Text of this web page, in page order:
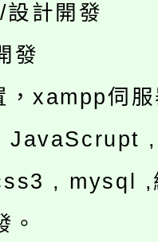
計開發
發
xampp伺
JavaScrupt
, mysql ,
。